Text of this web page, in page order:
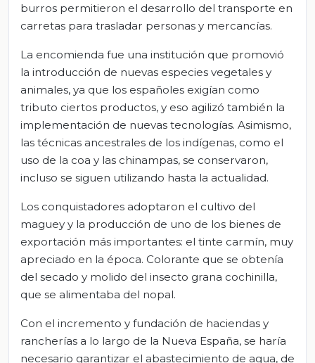
burros permitieron el desarrollo del transporte en
carretas para trasladar personas y mercancías.
La encomienda fue una institución que promovió
la introducción de nuevas especies vegetales y
animales, ya que los españoles exigían como
tributo ciertos productos, y eso agilizó también la
implementación de nuevas tecnologías. Asimismo,
las técnicas ancestrales de los indígenas, como el
uso de la coa y las chinampas, se conservaron,
incluso se siguen utilizando hasta la actualidad.
Los conquistadores adoptaron el cultivo del
maguey y la producción de uno de los bienes de
exportación más importantes: el tinte carmín, muy
apreciado en la época. Colorante que se obtenía
del secado y molido del insecto grana cochinilla,
que se alimentaba del nopal.
Con el incremento y fundación de haciendas y
rancherías a lo largo de la Nueva España, se haría
necesario garantizar el abastecimiento de agua, de